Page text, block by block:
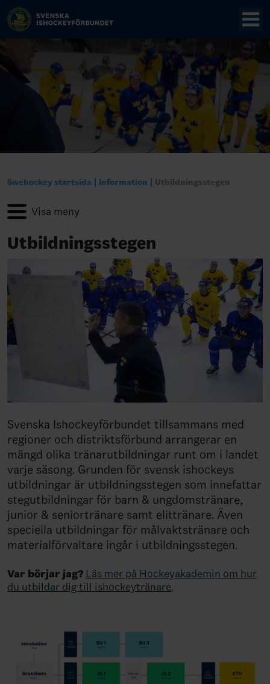
Swehockey startsida Information Utbildningsstegen
Utbildningsstegen
Svenska Ishockeyförbundet tillsammans med
regioner och distriktsförbund arrangerar en
mängd olika tränarutbildningar runt om i landet
varje säsong. Grunden för svensk ishockeys
utbildningar är utbildningsstegen som innefattar
stegutbildningar för barn & ungdomstränare,
junior & seniortränare samt elittränare. Även
speciella utbildningar för målvaktstränare och
materialförvaltare ingår i utbildningsstegen.
Var börjar jag? Läs mer på Hockeyakademin om hur
du utbildar dig till ishockeytränare.